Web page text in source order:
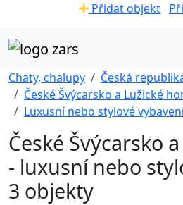
Přidat objekt
Chaty, chalupy
Česká
České Švýcarsko a Lužické
Luxusní nebo stylové
České Švýcarsko
- luxusní nebo
3 objekty